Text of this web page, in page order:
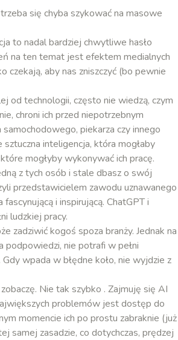
się chyba szykować na masowe
to nadal bardziej chwytliwe hasło
na ten temat jest efektem medialnych
czekają, aby nas zniszczyć (bo pewnie
od technologii, często nie wiedzą, czym
chroni ich przed niepotrzebnym
piekarza czy innego
inteligencja, która mogłaby
mogłyby wykonywać ich pracę.
z tych osób i stale dbasz o swój
przedstawicielem zawodu uznawanego
i inspirującą. ChatGPT i
ludzkiej pracy.
zadziwić kogoś spoza branży. Jednak na
nie potrafi w pełni
wpada w błędne koło, nie wyjdzie z
Nie tak szybko . Zajmuję się AI
problemów jest dostęp do
momencie ich po prostu zabraknie (już
samej zasadzie, co dotychczas, prędzej